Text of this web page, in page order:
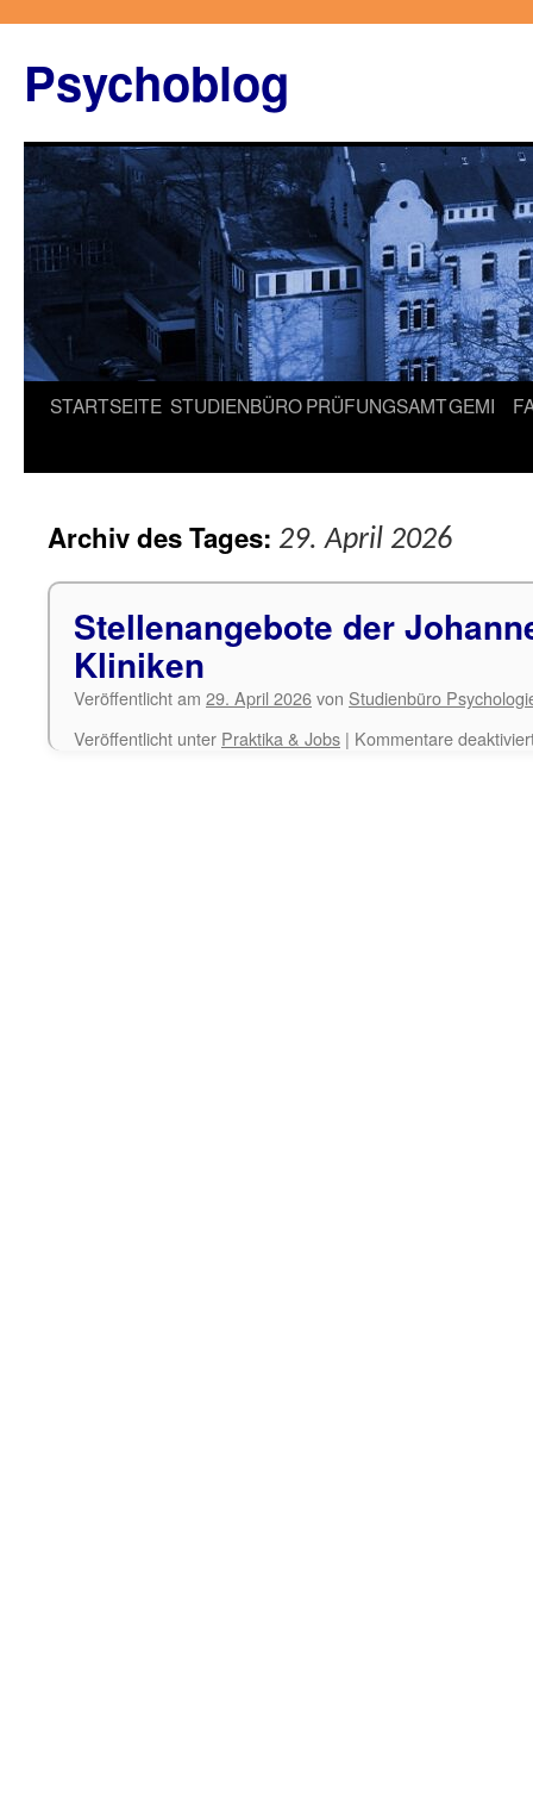
springen
Psychoblog
STARTSEITE STUDIENBÜROPRÜFUNGSAMTGEMI
Archiv des Tages: 29. April 2026
Stellenangebote der
Kliniken
Veröffentlicht am 29. April 2026von Studienbüro
Veröffentlicht unter Praktika & Jobs | Kommentare